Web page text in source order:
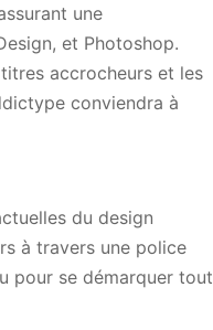
une
et Photoshop.
accrocheurs et les
conviendra à
du design
à travers une police
pour se démarquer tout